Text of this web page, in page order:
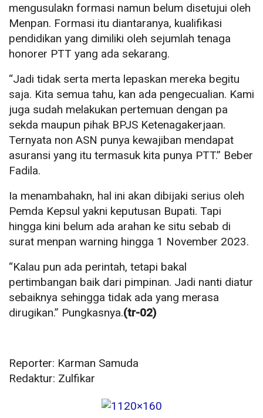
mengusulakn formasi namun belum disetujui oleh
Menpan. Formasi itu diantaranya, kualifikasi
pendidikan yang dimiliki oleh sejumlah tenaga
honorer PTT yang ada sekarang.
“Jadi tidak serta merta lepaskan mereka begitu
saja. Kita semua tahu, kan ada pengecualian. Kami
juga sudah melakukan pertemuan dengan pa
sekda maupun pihak BPJS Ketenagakerjaan.
Ternyata non ASN punya kewajiban mendapat
asuransi yang itu termasuk kita punya PTT.” Beber
Fadila.
Ia menambahakn, hal ini akan dibijaki serius oleh
Pemda Kepsul yakni keputusan Bupati. Tapi
hingga kini belum ada arahan ke situ sebab di
surat menpan warning hingga 1 November 2023.
“Kalau pun ada perintah, tetapi bakal
pertimbangan baik dari pimpinan. Jadi nanti diatur
sebaiknya sehingga tidak ada yang merasa
dirugikan.” Pungkasnya.(tr-02)
Reporter: Karman Samuda
Redaktur: Zulfikar